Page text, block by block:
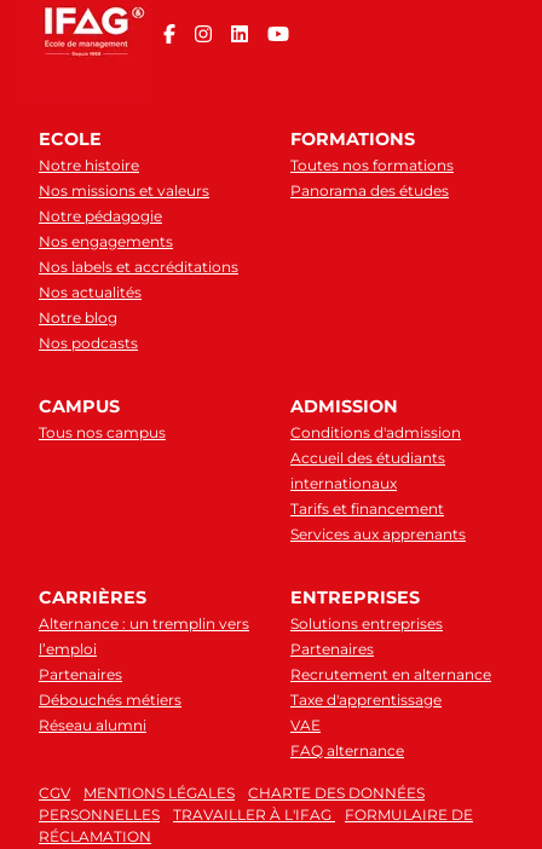
ECOLE
Notre histoire
Nos missions et valeurs
Notre pédagogie
Nos engagements
Nos labels et accréditations
Nos actualités
Notre blog
Nos podcasts
FORMATIONS
Toutes nos formations
Panorama des études
CAMPUS
Tous nos campus
ADMISSION
Conditions d'admission
Accueil des étudiants
internationaux
Tarifs et financement
Services aux apprenants
CARRIÈRES
Alternance : un tremplin vers
l’emploi
Partenaires
Débouchés métiers
Réseau alumni
ENTREPRISES
Solutions entreprises
Partenaires
Recrutement en alternance
Taxe d'apprentissage
VAE
FAQ alternance
CGV MENTIONS LÉGALES
CHARTE DES DONNÉES
PERSONNELLES
TRAVAILLER À L'IFAG
FORMULAIRE DE
RÉCLAMATION